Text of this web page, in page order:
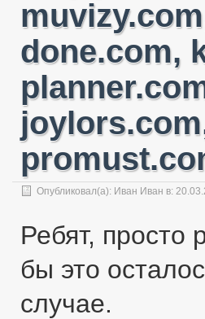
done.com,
Опубликовал(а): Иван Иван в:
Ребят, просто
бы это
случае.